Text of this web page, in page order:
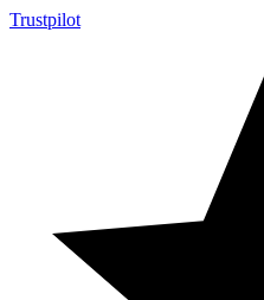
Trustpilot